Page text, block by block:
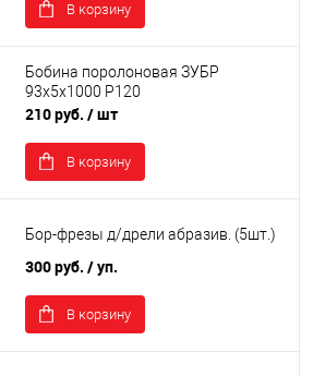
В корзину
Бобина поролоновая ЗУБР
93х5х1000 Р120
210 руб. / шт
В корзину
Бор-фрезы д/дрели абразив. (5шт.)
300 руб. / уп.
В корзину